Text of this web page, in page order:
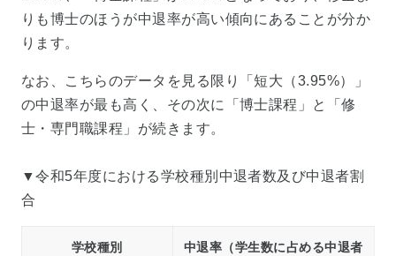
りも博士のほうが中退率が高い傾向にあることが分か
ります。
なお、こちらのデータを見る限り「短大（3.95%）」
の中退率が最も高く、その次に「博士課程」と「修
士・専門職課程」が続きます。
▼令和5年度における学校種別中退者数及び中退者割
合
学校種別
中退率（学生数に占める中退者